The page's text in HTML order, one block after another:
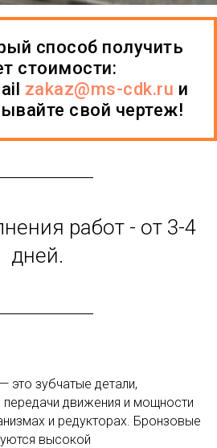
способ получить
стоимости:
zakaz@ms-cdk.ru и
свой чертеж!
работ - от 3-4
дней.
это зубчатые детали,
передачи движения и мощности
и редукторах. Бронзовые
высокой